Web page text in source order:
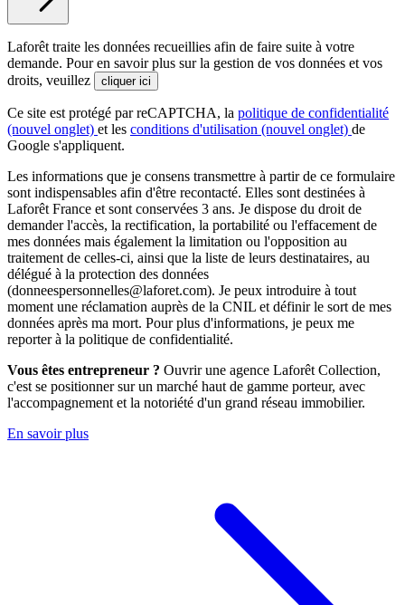
Laforêt traite les données recueillies afin de faire suite à votre
demande. Pour en savoir plus sur la gestion de vos données et vos
droits, veuillez
cliquer ici
Ce site est protégé par reCAPTCHA, la politique de confidentialité
(nouvel onglet) et les conditions d'utilisation (nouvel onglet) de
Google s'appliquent.
Les informations que je consens transmettre à partir de ce formulaire
sont indispensables afin d'être recontacté. Elles sont destinées à
Laforêt France et sont conservées 3 ans. Je dispose du droit de
demander l'accès, la rectification, la portabilité ou l'effacement de
mes données mais également la limitation ou l'opposition au
traitement de celles-ci, ainsi que la liste de leurs destinataires, au
délégué à la protection des données
(donneespersonnelles@laforet.com). Je peux introduire à tout
moment une réclamation auprès de la CNIL et définir le sort de mes
données après ma mort. Pour plus d'informations, je peux me
reporter à la politique de confidentialité.
Vous êtes entrepreneur ? Ouvrir une agence Laforêt Collection,
c'est se positionner sur un marché haut de gamme porteur, avec
l'accompagnement et la notoriété d'un grand réseau immobilier.
En savoir plus